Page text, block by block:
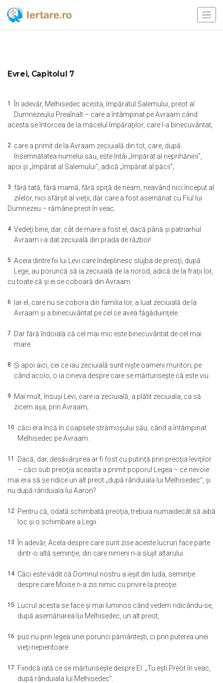
Evrei, Capitolul 7
1
În adevăr, Melhisedec acesta, împăratul Salemului, preot al
Dumnezeului Preaînalt – care a întâmpinat pe Avraam când
acesta se întorcea de la măcelul împăraţilor, care l-a binecuvântat,
2 care a primit de la Avraam zeciuială din tot, care, după
însemnătatea numelui său, este întâi „împărat al neprihănirii”,
apoi şi „împărat al Salemului”, adică „împărat al păcii”;
3 fără tată, fără mamă, fără spiţă de neam, neavând nici început al
zilelor, nici sfârşit al vieţii, dar care a fost asemănat cu Fiul lui
Dumnezeu – rămâne preot în veac.
4 Vedeţi bine, dar, cât de mare a fost el, dacă până şi patriarhul
Avraam i-a dat zeciuială din prada de război!
5 Aceia dintre fiii lui Levi care îndeplinesc slujba de preoţi, după
Lege, au poruncă să ia zeciuială de la norod, adică de la fraţii lor,
cu toate că şi ei se coboară din Avraam.
6
Iar el, care nu se cobora din familia lor, a luat zeciuială de la
Avraam şi a binecuvântat pe cel ce avea făgăduinţele.
7 Dar fără îndoială că cel mai mic este binecuvântat de cel mai
mare.
8 Şi apoi aici, cei ce iau zeciuială sunt nişte oameni muritori; pe
când acolo, o ia cineva despre care se mărturiseşte că este viu.
9 Mai mult, însuşi Levi, care ia zeciuială, a plătit zeciuiala, ca să
zicem aşa, prin Avraam;
10 căci era încă în coapsele strămoşului său, când a întâmpinat
Melhisedec pe Avraam.
11 Dacă, dar, desăvârşirea ar fi fost cu putinţă prin preoţia leviţilor
– căci sub preoţia aceasta a primit poporul Legea – ce nevoie
mai era să se ridice un alt preot „după rânduiala lui Melhisedec”, şi
nu după rânduiala lui Aaron?
12 Pentru că, odată schimbată preoţia, trebuia numaidecât să aibă
loc şi o schimbare a Legii.
13
În adevăr, Acela despre care sunt zise aceste lucruri face parte
dintr-o altă seminţie, din care nimeni n-a slujit altarului.
14 Căci este vădit că Domnul nostru a ieşit din Iuda, seminţie
despre care Moise n-a zis nimic cu privire la preoţie.
15
Lucrul acesta se face şi mai luminos când vedem ridicându-se,
după asemănarea lui Melhisedec, un alt preot,
16 pus nu prin legea unei porunci pământeşti, ci prin puterea unei
vieţi nepieritoare.
17 Fiindcă iată ce se mărturiseşte despre El: „Tu eşti Preot în veac,
după rânduiala lui Melhisedec”.